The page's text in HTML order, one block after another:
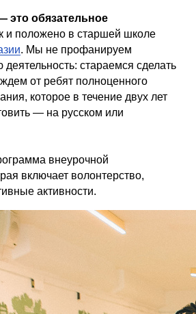
это обязательное
и положено в старшей школе
. Мы не профанируем
деятельность: стараемся сделать
от ребят полноценного
которое в течение двух лет
— на русском или
внеурочной
включает волонтерство,
активности.
ПОСТУПЛЕНИЕ